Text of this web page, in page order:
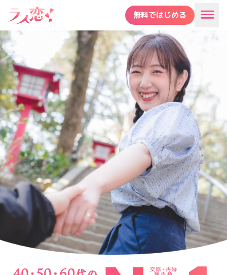
無料ではじめる
40代・50代・60代が安心して使える恋活・婚活・再婚活マッ